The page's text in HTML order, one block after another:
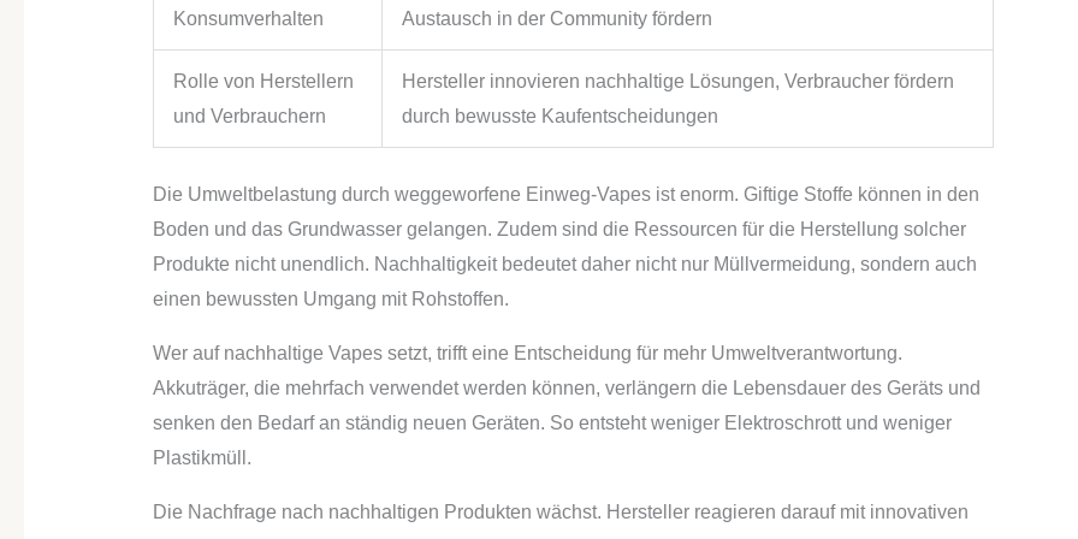
Konsumverhalten Austausch in der Community fördern
Rolle von Herstellern
und Verbrauchern
Hersteller innovieren nachhaltige Lösungen, Verbraucher fördern
durch bewusste Kaufentscheidungen
Die Umweltbelastung durch weggeworfene Einweg-Vapes ist enorm. Giftige Stoffe können in den
Boden und das Grundwasser gelangen. Zudem sind die Ressourcen für die Herstellung solcher
Produkte nicht unendlich. Nachhaltigkeit bedeutet daher nicht nur Müllvermeidung, sondern auch
einen bewussten Umgang mit Rohstoffen.
Wer auf nachhaltige Vapes setzt, trifft eine Entscheidung für mehr Umweltverantwortung.
Akkuträger, die mehrfach verwendet werden können, verlängern die Lebensdauer des Geräts und
senken den Bedarf an ständig neuen Geräten. So entsteht weniger Elektroschrott und weniger
Plastikmüll.
Die Nachfrage nach nachhaltigen Produkten wächst. Hersteller reagieren darauf mit innovativen